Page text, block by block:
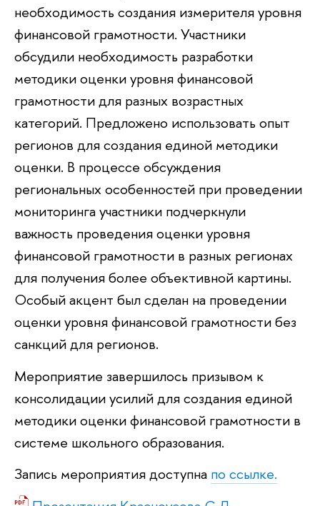
необходимость создания измерителя уровня
финансовой грамотности. Участники
обсудили необходимость разработки
методики оценки уровня финансовой
грамотности для разных возрастных
категорий. Предложено использовать опыт
регионов для создания единой методики
оценки. В процессе обсуждения
региональных особенностей при проведении
мониторинга участники подчеркнули
важность проведения оценки уровня
финансовой грамотности в разных регионах
для получения более объективной картины.
Особый акцент был сделан на проведении
оценки уровня финансовой грамотности без
санкций для регионов.
Мероприятие завершилось призывом к
консолидации усилий для создания единой
методики оценки финансовой грамотности в
системе школьного образования.
Запись мероприятия доступна по ссылке.